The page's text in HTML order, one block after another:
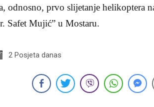
odnosno, prvo slijetanje helikoptera
Safet Mujić” u Mostaru.
2 Posjeta danas